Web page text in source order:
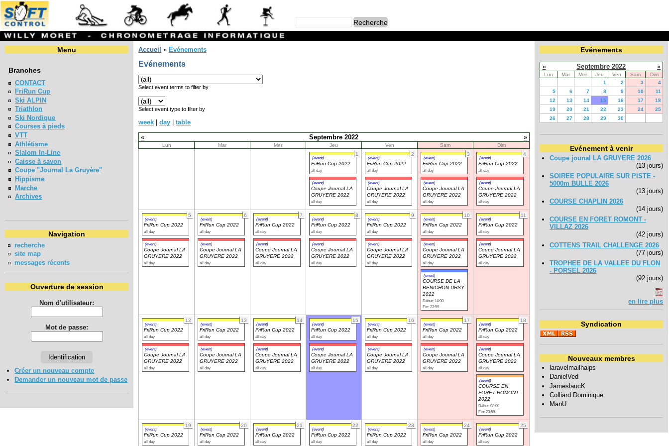
Menu
Branches
CONTACT
FriRun Cup
Ski ALPIN
Triathlon
Ski Nordique
Courses à pieds
VTT
Athlétisme
Slalom In-Line
Caisse à savon
Coupe "Journal La Gruyère"
Hippisme
Marche
Archives
Navigation
recherche
site map
messages récents
Ouverture de session
Nom d'utilisateur:
Mot de passe:
Créer un nouveau compte
Demander un nouveau mot de passe
Accueil » Evénements
Evénements
Select event terms to filter by
Select event type to filter by
week day
table
«
Septembre 2022 »
Lun Mar Mer Jeu Ven Sam
Dim
1
(event)
FriRun Cup 2022
all day
(event)
Coupe Journal LA
GRUYERE 2022
all day
2
(event)
FriRun Cup 2022
all day
(event)
Coupe Journal LA
GRUYERE 2022
all day
3
(event)
FriRun Cup 2022
all day
(event)
Coupe Journal LA
GRUYERE 2022
all day
4
(event)
FriRun Cup 2022
all day
(event)
Coupe Journal LA
GRUYERE 2022
all day
5
(event)
FriRun Cup 2022
all day
(event)
Coupe Journal LA
GRUYERE 2022
all day
6
(event)
FriRun Cup 2022
all day
(event)
Coupe Journal LA
GRUYERE 2022
all day
7
(event)
FriRun Cup 2022
all day
(event)
Coupe Journal LA
GRUYERE 2022
all day
8
(event)
FriRun Cup 2022
all day
(event)
Coupe Journal LA
GRUYERE 2022
all day
9
(event)
FriRun Cup 2022
all day
(event)
Coupe Journal LA
GRUYERE 2022
all day
10
(event)
FriRun Cup 2022
all day
(event)
Coupe Journal LA
GRUYERE 2022
all day
(event)
COURSE DE LA
BENICHON URSY
2022
Début: 14:00
Fin: 23:59
11
(event)
FriRun Cup 2022
all day
(event)
Coupe Journal LA
GRUYERE 2022
all day
12
(event)
FriRun Cup 2022
all day
(event)
Coupe Journal LA
GRUYERE 2022
all day
13
(event)
FriRun Cup 2022
all day
(event)
Coupe Journal LA
GRUYERE 2022
all day
14
(event)
FriRun Cup 2022
all day
(event)
Coupe Journal LA
GRUYERE 2022
all day
15
(event)
FriRun Cup 2022
all day
(event)
Coupe Journal LA
GRUYERE 2022
all day
16
(event)
FriRun Cup 2022
all day
(event)
Coupe Journal LA
GRUYERE 2022
all day
17
(event)
FriRun Cup 2022
all day
(event)
Coupe Journal LA
GRUYERE 2022
all day
18
(event)
FriRun Cup 2022
all day
(event)
Coupe Journal LA
GRUYERE 2022
all day
(event)
COURSE EN
FORET ROMONT
2022
Début: 08:00
Fin: 23:59
19
(event)
FriRun Cup 2022
all day
20
(event)
FriRun Cup 2022
all day
21
(event)
FriRun Cup 2022
all day
22
(event)
FriRun Cup 2022
all day
23
(event)
FriRun Cup 2022
all day
24
(event)
FriRun Cup 2022
all day
25
(event)
FriRun Cup 2022
all day
Evénements
« Septembre 2022 »
Lun Mar Mer Jeu Ven Sam
Dim
1
2 3
4
5
6 7 8 9 10
11
12
13 14 15 16 17
18
19
20 21 22 23 24
25
26
27 28 29 30
Evénement à venir
Coupe jounal LA GRUYERE 2026
(13 jours)
SOIREE POPULAIRE SUR PISTE -
5000m BULLE 2026
(13 jours)
COURSE CHAPLIN 2026
(14 jours)
COURSE EN FORET ROMONT -
VILLAZ 2026
(42 jours)
COTTENS TRAIL CHALLENGE 2026
(77 jours)
TROPHEE DE LA VALLEE DU FLON
- PORSEL 2026
(92 jours)
en lire plus
Syndication
Nouveaux membres
laravelmailhaips
DanielVed
JameslaucK
Colliard Dominique
ManU